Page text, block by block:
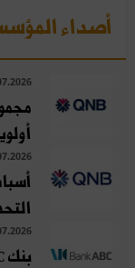
أصداء